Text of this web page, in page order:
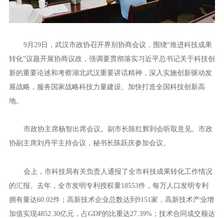
9月29日，武汉市政协召开界别协商会议，围绕“推进科技成果
转化”议题开展协商议政，强调要贯彻落实习近平总书记关于科技创
新的重要论述和考察湖北武汉重要讲话精神，深入实施创新驱动发
展战略，服务国家战略科技力量建设、加快打造全国科技创新高
地。
市政协主席杨智出席会议。副市长陈红辉到会听取意见。市政
协副主席刘丹平主持会议，秘书长陈跃庆参加会议。
会上，市科技局有关负责人通报了全市科技成果转化工作情况
的汇报。去年，全市发明专利授权量18553件，每万人口发明专利
拥有量达60.02件；高新技术企业总数达到9151家，高新技术产业增
加值实现4852.30亿元，占GDP的比重达27.39%；技术合同成交额达